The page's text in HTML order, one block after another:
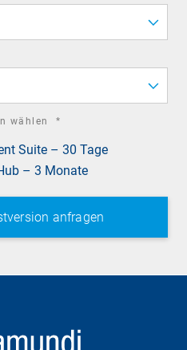
wählen *
Suite – 30 Tage
– 3 Monate